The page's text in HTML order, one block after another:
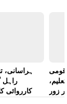
ہراسانی،
راہل
کارروائی
قومی
زور